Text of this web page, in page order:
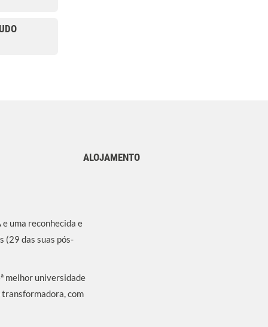
ALOJAMENTO
uma reconhecida e
(29 das suas pós-
melhor universidade
transformadora, com